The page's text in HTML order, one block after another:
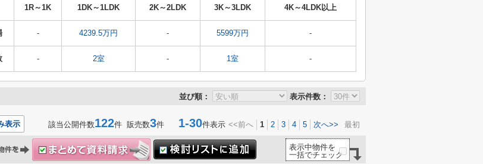
1R～1K 1DK～1LDK 2K～2LDK 3K～3LDK 4K～4LDK以上
- 4239.5万円 - 5599万円 -
- 2室 - 1室 -
並び順： 表示件数：
表示 該当公開件数122件 販売数3件 1-30件表示 <<前へ 1 2 3 4 5 次へ>> 最初
表示中物件を
一括でチェック